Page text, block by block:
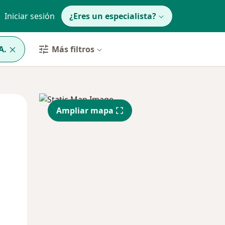
Iniciar sesión ¿Eres un especialista?
Más filtros
Mié
12 Ago
Jue
13 Ago
Ampliar mapa